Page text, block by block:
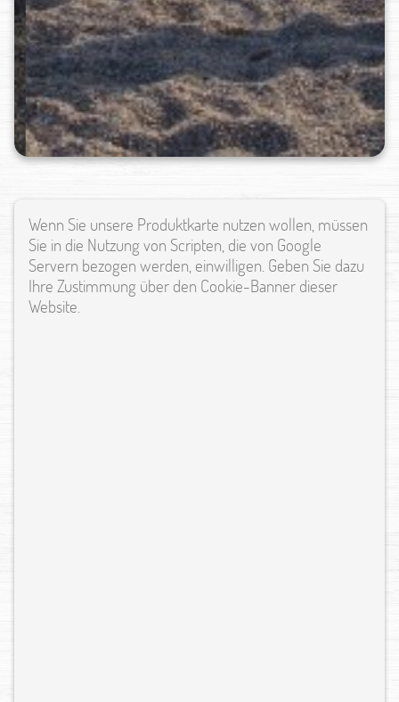
Wenn Sie unsere Produktkarte nutzen wollen, müssen
Sie in die Nutzung von Scripten, die von Google
Servern bezogen werden, einwilligen. Geben Sie dazu
Ihre Zustimmung über den Cookie-Banner dieser
Website.